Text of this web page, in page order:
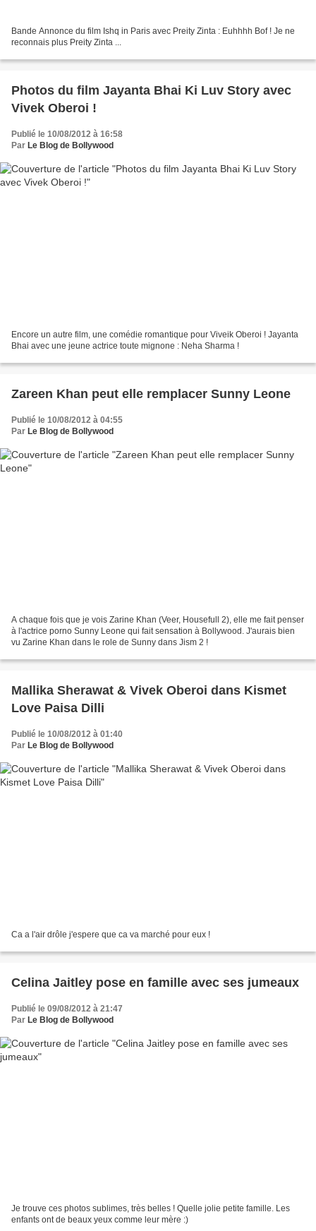
Bande Annonce du film Ishq in Paris avec Preity Zinta : Euhhhh Bof ! Je ne
reconnais plus Preity Zinta ...
Photos du film Jayanta Bhai Ki Luv Story avec
Vivek Oberoi !
Publié le 10/08/2012 à 16:58
Par Le Blog de Bollywood
Encore un autre film, une comédie romantique pour Viveik Oberoi ! Jayanta
Bhai avec une jeune actrice toute mignone : Neha Sharma !
Zareen Khan peut elle remplacer Sunny Leone
Publié le 10/08/2012 à 04:55
Par Le Blog de Bollywood
A chaque fois que je vois Zarine Khan (Veer, Housefull 2), elle me fait penser
à l'actrice porno Sunny Leone qui fait sensation à Bollywood. J'aurais bien
vu Zarine Khan dans le role de Sunny dans Jism 2 !
Mallika Sherawat & Vivek Oberoi dans Kismet
Love Paisa Dilli
Publié le 10/08/2012 à 01:40
Par Le Blog de Bollywood
Ca a l'air drôle j'espere que ca va marché pour eux !
Celina Jaitley pose en famille avec ses jumeaux
Publié le 09/08/2012 à 21:47
Par Le Blog de Bollywood
Je trouve ces photos sublimes, très belles ! Quelle jolie petite famille. Les
enfants ont de beaux yeux comme leur mère :)